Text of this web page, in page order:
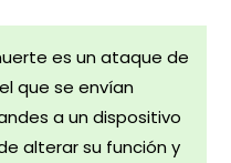
es un ataque de
que se envían
a un dispositivo
alterar su función y